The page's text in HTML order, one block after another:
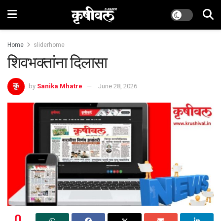
Home sliderhome
शिवभक्तांना दिलासा
by Sanika Mhatre June 28, 2026